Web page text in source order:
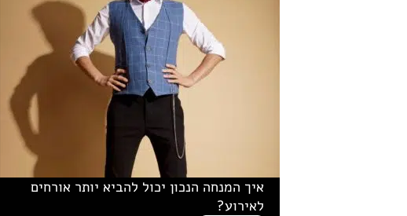
איך המנחה הנכון יכול להביא יותר אורחים
לאירוע?